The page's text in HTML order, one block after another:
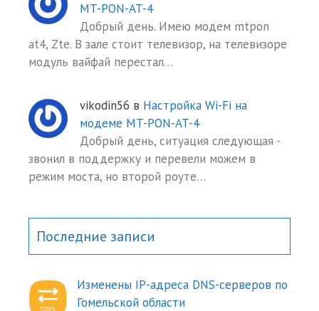
MT-PON-AT-4
Добрый день. Имею модем mtpon
at4, Zte. В зале стоит телевизор, на телевизоре
модуль вайфай перестал…
vikodin56 в Настройка Wi-Fi на
модеме MT-PON-AT-4
Добрый день, ситуация следующая -
звонил в поддержку и перевели можем в
режим моста, но второй роуте…
Последние записи
Изменены IP-адреса DNS-серверов по
Гомельской области